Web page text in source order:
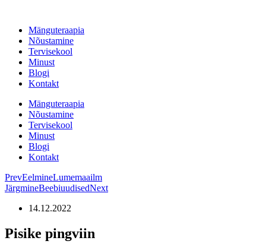
juurde Mänguteraapia
Nõustamine
Tervisekool
Minust
Blogi
Kontakt
Mänguteraapia
Nõustamine
Tervisekool
Minust
Blogi
Kontakt
PrevEelmineLumemaailm
JärgmineBeebiuudisedNext
14.12.2022
Pisike pingviin